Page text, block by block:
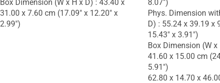
Box Dimension (W x H x D) : 43.40 x
31.00 x 7.60 cm (17.09" x 12.20" x
2.99")
8.07")
Phys. Dimension
D) : 55.24 x 39.19 x
15.43" x 3.91")
Box Dimension (W
41.60 x 15.00 cm
5.91")
62.80 x 14.70 x